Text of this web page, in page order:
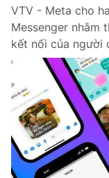
Hậu trường
Nhân vật
Khán giả
Giải sao mai
Giải trí
Điện ảnh
Âm nhạc
Sao
Đời sống
Làm đẹp
Chất lượng cuộc
Giáo dục
Tuyển sinh
Học trực tuyến
Công nghệ
Hitech Công
Giao lưu trực
VTV - Meta cho
Messenger nhằm
kết nối của người